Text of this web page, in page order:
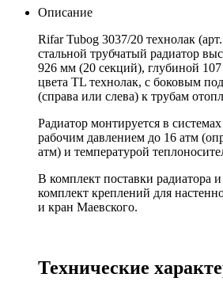
Описание
Rifar Tubog 3037/20 технолак
стальной трубчатый радиатор
926 мм (20 секций), глубиной
цвета TL технолак, с боковым
(справа или слева) к трубам
Радиатор монтируется в
рабочим давлением до 16 атм
атм) и температурой
В комплект поставки радиатора
комплект креплений для
и кран Маевского.
Технические